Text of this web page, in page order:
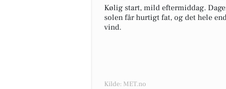
Kølig start, mild eftermiddag.
solen får hurtigt fat, og det hele
vind.
Kilde: MET.no